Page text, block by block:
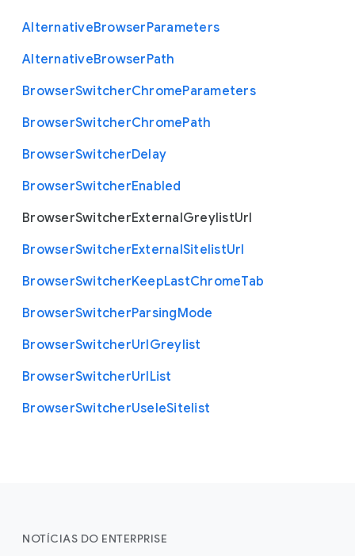
AlternativeBrowserParameters
AlternativeBrowserPath
BrowserSwitcherChromeParameters
BrowserSwitcherChromePath
BrowserSwitcherDelay
BrowserSwitcherEnabled
BrowserSwitcherExternalGreylistUrl
BrowserSwitcherExternalSitelistUrl
BrowserSwitcherKeepLastChromeTab
BrowserSwitcherParsingMode
BrowserSwitcherUrlGreylist
BrowserSwitcherUrlList
BrowserSwitcherUseIeSitelist
NOTÍCIAS DO ENTERPRISE